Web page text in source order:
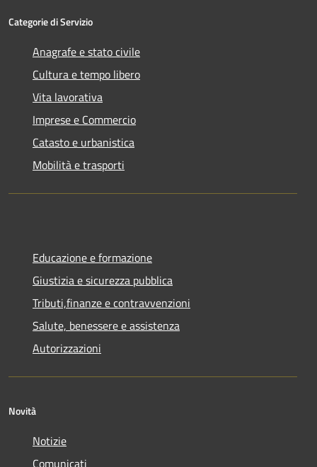
Categorie di Servizio
Anagrafe e stato civile
Cultura e tempo libero
Vita lavorativa
Imprese e Commercio
Catasto e urbanistica
Mobilità e trasporti
Educazione e formazione
Giustizia e sicurezza pubblica
Tributi,finanze e contravvenzioni
Salute, benessere e assistenza
Autorizzazioni
Novità
Notizie
Comunicati